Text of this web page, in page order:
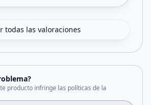
todas las valoraciones
producto infringe las políticas de la